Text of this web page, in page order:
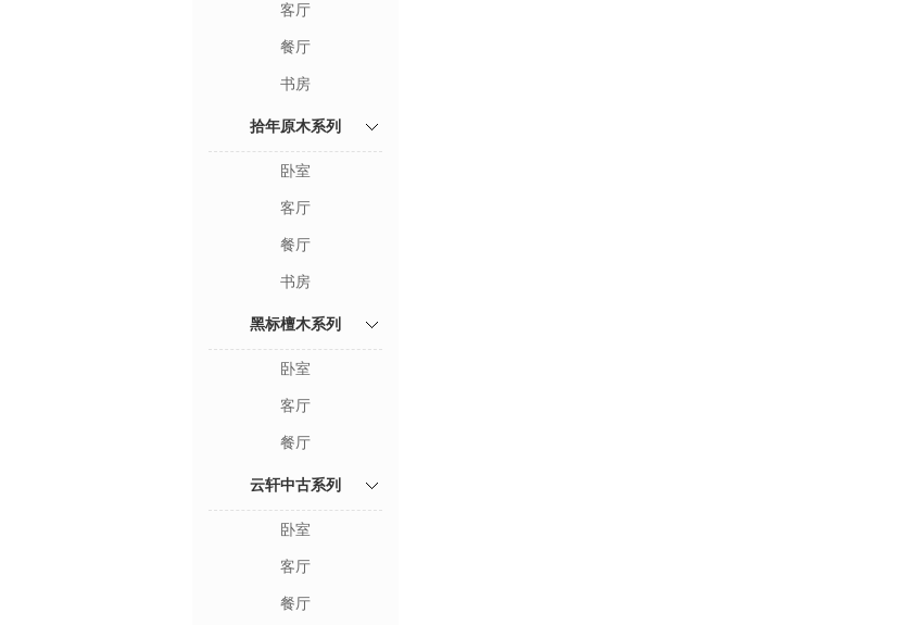
客厅
餐厅
书房
拾年原木系列
卧室
客厅
餐厅
书房
黑标檀木系列
卧室
客厅
餐厅
云轩中古系列
卧室
客厅
餐厅